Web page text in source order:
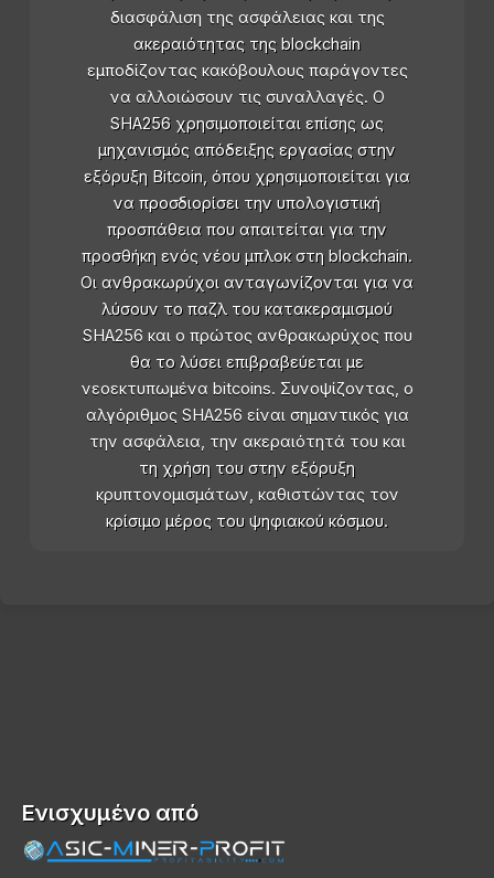
διασφάλιση της ασφάλειας και της
ακεραιότητας της blockchain
εμποδίζοντας κακόβουλους παράγοντες
να αλλοιώσουν τις συναλλαγές. Ο
SHA256 χρησιμοποιείται επίσης ως
μηχανισμός απόδειξης εργασίας στην
εξόρυξη Bitcoin, όπου χρησιμοποιείται για
να προσδιορίσει την υπολογιστική
προσπάθεια που απαιτείται για την
προσθήκη ενός νέου μπλοκ στη blockchain.
Οι ανθρακωρύχοι ανταγωνίζονται για να
λύσουν το παζλ του κατακεραμισμού
SHA256 και ο πρώτος ανθρακωρύχος που
θα το λύσει επιβραβεύεται με
νεοεκτυπωμένα bitcoins. Συνοψίζοντας, ο
αλγόριθμος SHA256 είναι σημαντικός για
την ασφάλεια, την ακεραιότητά του και
τη χρήση του στην εξόρυξη
κρυπτονομισμάτων, καθιστώντας τον
κρίσιμο μέρος του ψηφιακού κόσμου.
Ενισχυμένο από